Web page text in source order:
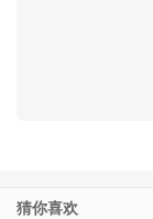
猜你喜欢